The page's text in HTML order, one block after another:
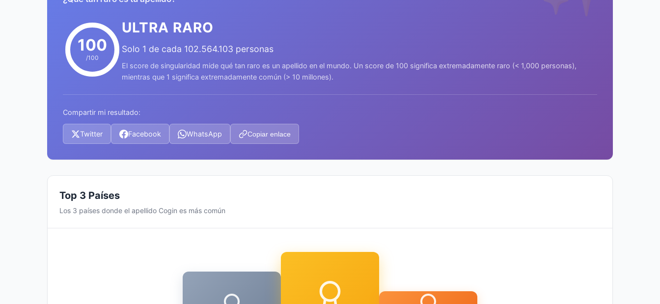
100
/100
ULTRA RARO
Solo 1 de cada 102.564.103 personas
El score de singularidad mide qué tan raro es un apellido en el mundo. Un score de 100 significa extremadamente raro (< 1,000 personas),
mientras que 1 significa extremadamente común (> 10 millones).
Compartir mi resultado:
Twitter Facebook WhatsApp Copiar enlace
Top 3 Países
Los 3 países donde el apellido Cogin es más común